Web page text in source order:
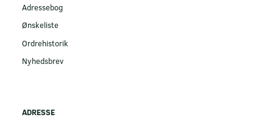
Adressebog
Ønskeliste
Ordrehistorik
Nyhedsbrev
ADRESSE